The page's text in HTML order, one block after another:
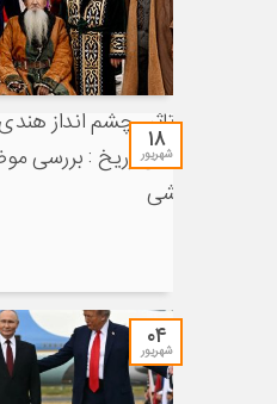
۱۸
شهریور
۰۴
شهریور